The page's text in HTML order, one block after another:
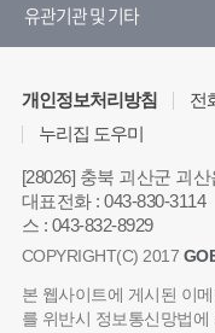
유관기관 및 기타
개인정보처리방침 전
누리집 도우미
[28026] 충북 괴산군 괴
대표전화:043-830-3114
스 : 043-832-8929
COPYRIGHT(C) 2017
본 웹사이트에 게시된 이
를 위반시 정보통신망법